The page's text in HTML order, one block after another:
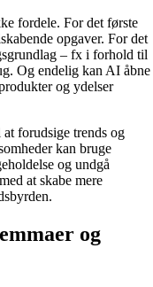
fordele. For det første
opgaver. For det
– fx i forhold til
Og endelig kan AI åbne
og ydelser
forudsige trends og
kan bruge
og undgå
at skabe mere
og